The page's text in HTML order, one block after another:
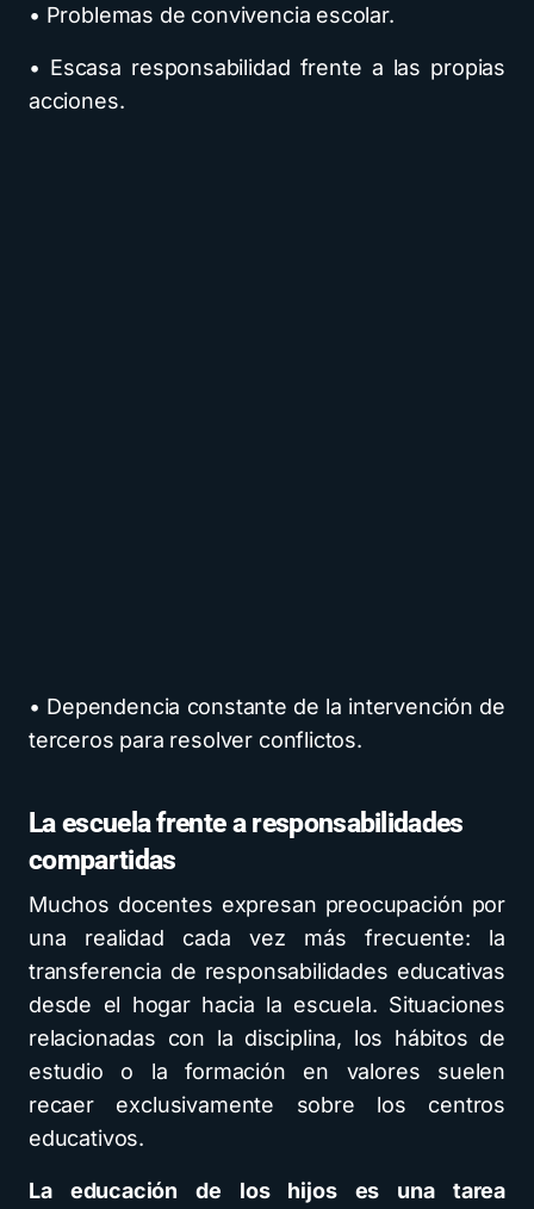
• Problemas de convivencia escolar.
• Escasa responsabilidad frente a las propias
acciones.
• Dependencia constante de la intervención de
terceros para resolver conflictos.
La escuela frente a responsabilidades
compartidas
Muchos docentes expresan preocupación por
una realidad cada vez más frecuente: la
transferencia de responsabilidades educativas
desde el hogar hacia la escuela. Situaciones
relacionadas con la disciplina, los hábitos de
estudio o la formación en valores suelen
recaer exclusivamente sobre los centros
educativos.
La educación de los hijos es una tarea